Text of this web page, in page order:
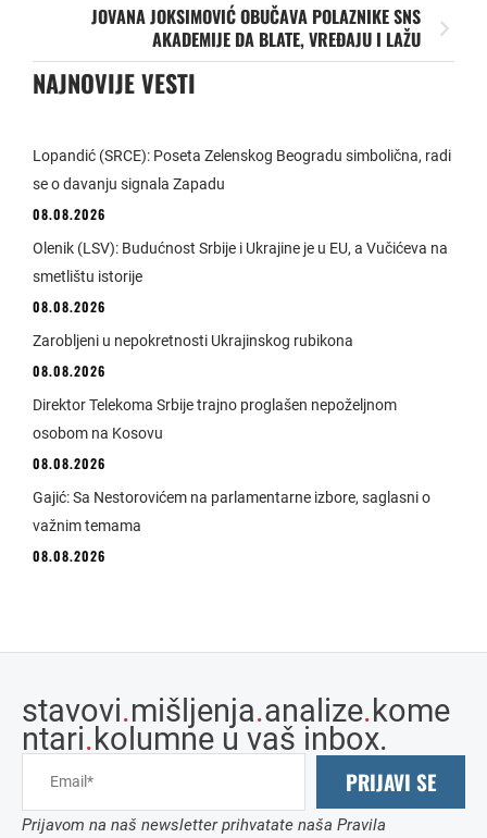
JOVANA JOKSIMOVIĆ OBUČAVA POLAZNIKE SNS
AKADEMIJE DA BLATE, VREĐAJU I LAŽU
NAJNOVIJE VESTI
Lopandić (SRCE): Poseta Zelenskog Beogradu simbolična, radi
se o davanju signala Zapadu
08.08.2026
Olenik (LSV): Budućnost Srbije i Ukrajine je u EU, a Vučićeva na
smetlištu istorije
08.08.2026
Zarobljeni u nepokretnosti Ukrajinskog rubikona
08.08.2026
Direktor Telekoma Srbije trajno proglašen nepoželjnom
osobom na Kosovu
08.08.2026
Gajić: Sa Nestorovićem na parlamentarne izbore, saglasni o
važnim temama
08.08.2026
stavovi.mišljenja.analize.kome
ntari.kolumne u vaš inbox.
PRIJAVI SE
Prijavom na naš newsletter prihvatate naša Pravila